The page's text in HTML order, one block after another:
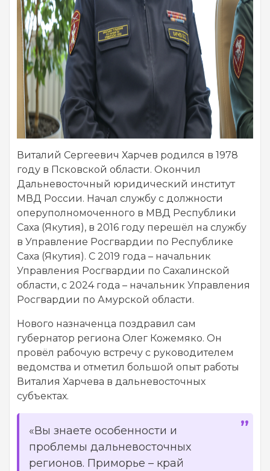
Виталий Сергеевич Харчев родился в 1978
году в Псковской области. Окончил
Дальневосточный юридический институт
МВД России. Начал службу с должности
оперуполномоченного в МВД Республики
Саха (Якутия), в 2016 году перешёл на службу
в Управление Росгвардии по Республике
Саха (Якутия). С 2019 года – начальник
Управления Росгвардии по Сахалинской
области, с 2024 года – начальник Управления
Росгвардии по Амурской области.
Нового назначенца поздравил сам
губернатор региона Олег Кожемяко. Он
провёл рабочую встречу с руководителем
ведомства и отметил большой опыт работы
Виталия Харчева в дальневосточных
субъектах.
«Вы знаете особенности и
проблемы дальневосточных
регионов. Приморье – край